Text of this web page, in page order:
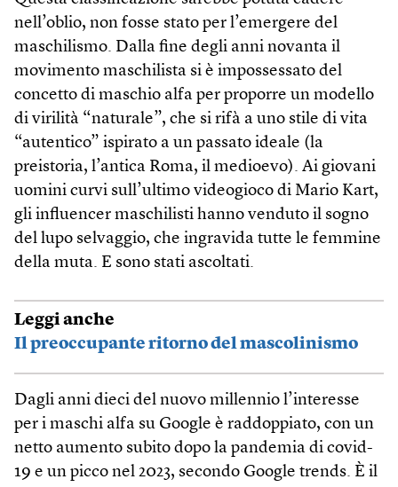
nell’oblio, non fosse stato per l’emergere del
maschilismo. Dalla fine degli anni novanta il
movimento maschilista si è impossessato del
concetto di maschio alfa per proporre un modello
di virilità “naturale”, che si rifà a uno stile di vita
“autentico” ispirato a un passato ideale (la
preistoria, l’antica Roma, il medioevo). Ai giovani
uomini curvi sull’ultimo videogioco di Mario Kart,
gli influencer maschilisti hanno venduto il sogno
del lupo selvaggio, che ingravida tutte le femmine
della muta. E sono stati ascoltati.
Leggi anche
Il preoccupante ritorno del mascolinismo
Dagli anni dieci del nuovo millennio l’interesse
per i maschi alfa su Google è raddoppiato, con un
netto aumento subito dopo la pandemia di covid-
19 e un picco nel 2023, secondo Google trends. È il